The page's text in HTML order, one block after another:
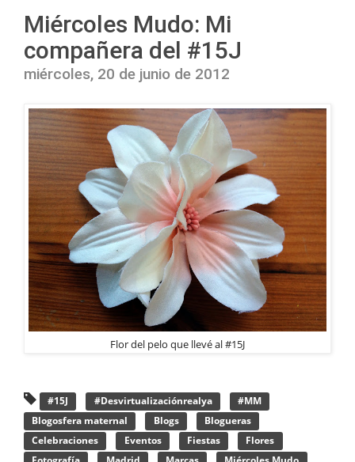
Miércoles Mudo: Mi
compañera del #15J
miércoles, 20 de junio de 2012
Flor del pelo que llevé al #15J
#15J #Desvirtualizaciónrealya
#MM
Blogosfera maternal
Blogs
Blogueras
Celebraciones
Eventos Fiestas
Flores